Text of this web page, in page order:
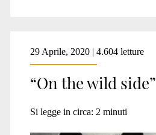
29 Aprile, 2020 | 4.604 letture
“On the wild side”
Si legge in circa: 2 minuti